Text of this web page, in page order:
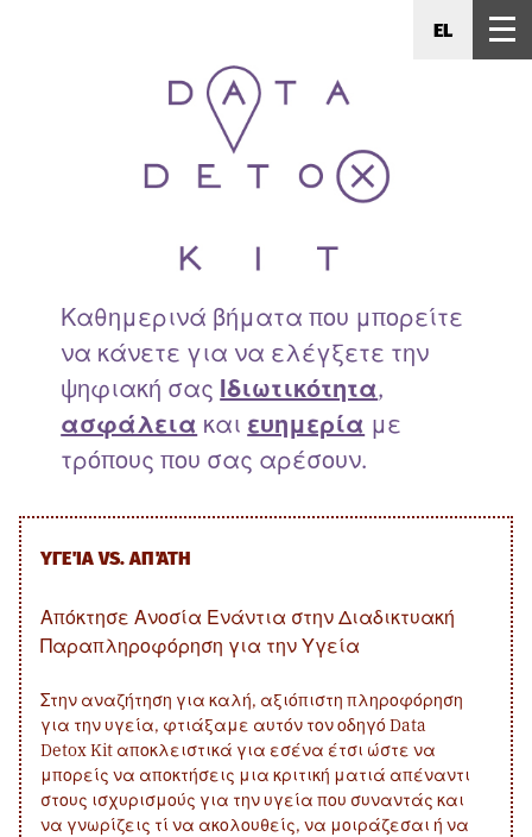
EL
Καθημερινά βήματα που μπορείτε
να κάνετε για να ελέγξετε την
ψηφιακή σας Ιδιωτικότητα,
ασφάλεια και ευημερία με
τρόπους που σας αρέσουν.
ΥΓΕΊΑ VS. ΑΠΆΤΗ
Απόκτησε Ανοσία Ενάντια στην Διαδικτυακή
Παραπληροφόρηση για την Υγεία
Στην αναζήτηση για καλή, αξιόπιστη πληροφόρηση
για την υγεία, φτιάξαμε αυτόν τον οδηγό Data
Detox Kit αποκλειστικά για εσένα έτσι ώστε να
μπορείς να αποκτήσεις μια κριτική ματιά απέναντι
στους ισχυρισμούς για την υγεία που συναντάς και
να γνωρίζεις τί να ακολουθείς, να μοιράζεσαι ή να